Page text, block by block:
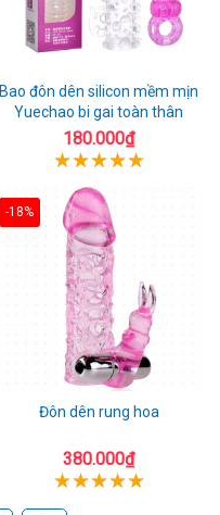
Bao đôn dên silicon mềm mịn
Yuechao bi gai toàn thân
180.000₫
-18%
Đôn dên rung hoa
380.000₫